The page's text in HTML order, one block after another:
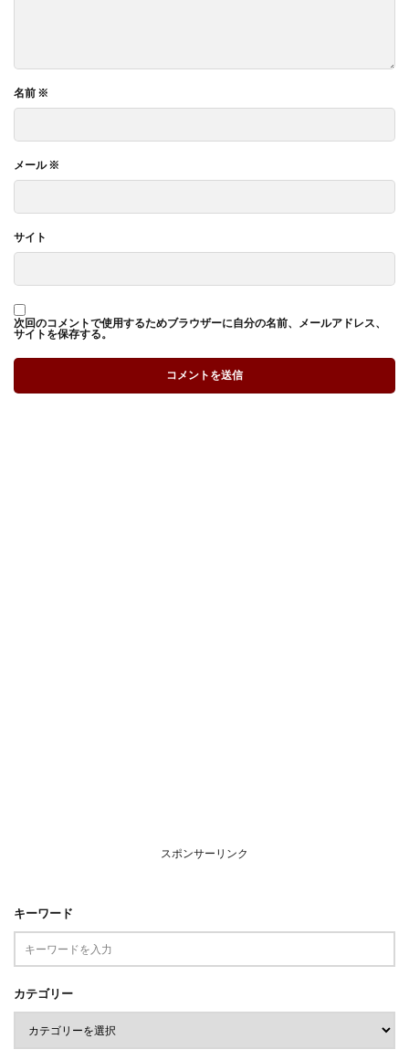
名前 ※
メール※
サイト
次回のコメントで使用するためブラウザーに自分の名前、メールアドレス、
サイトを保存する。
スポンサーリンク
キーワード
カテゴリー